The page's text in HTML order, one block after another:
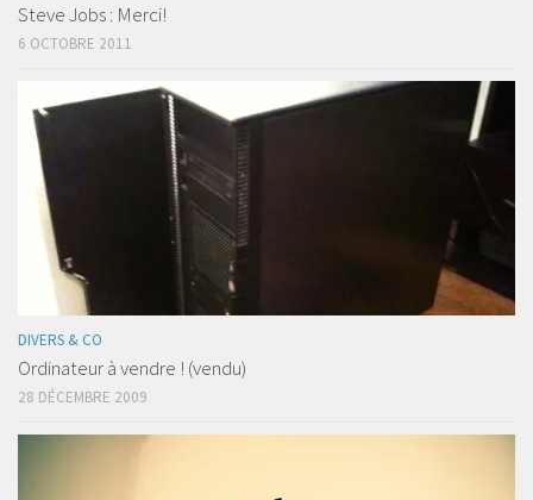
Steve Jobs : Merci!
6 OCTOBRE 2011
DIVERS & CO
Ordinateur à vendre ! (vendu)
28 DÉCEMBRE 2009